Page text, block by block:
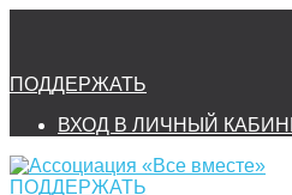
ПОДДЕРЖАТЬ
ВХОД В ЛИЧНЫЙ
ПОДДЕРЖАТЬ